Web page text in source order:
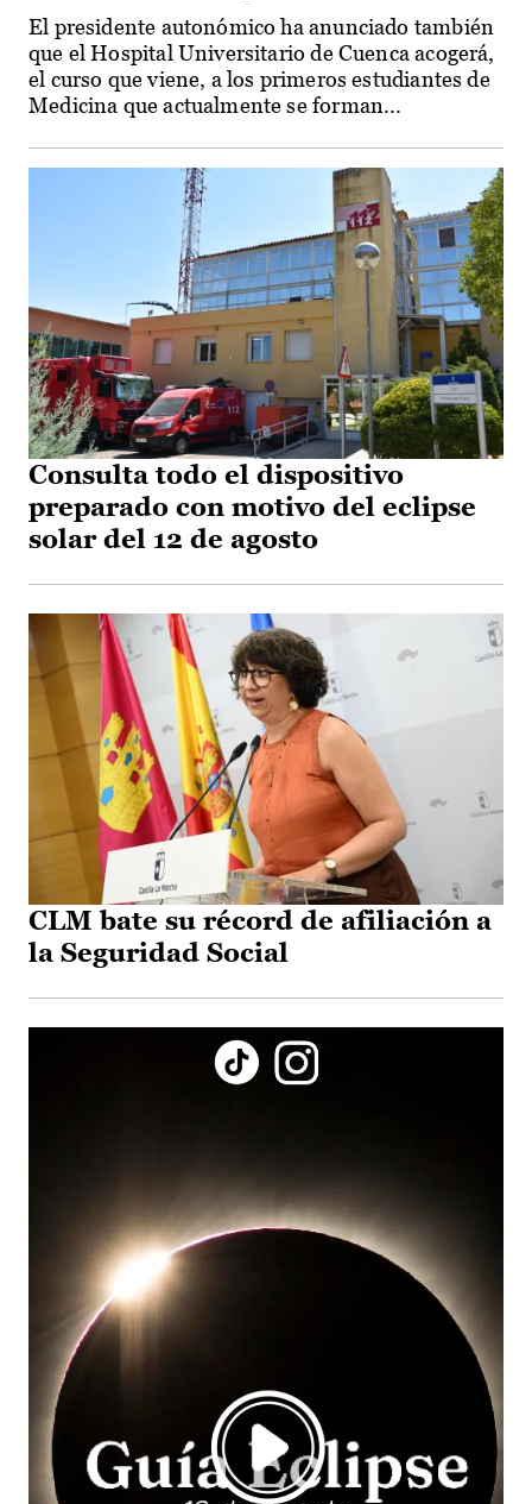
El presidente autonómico ha anunciado también
que el Hospital Universitario de Cuenca acogerá,
el curso que viene, a los primeros estudiantes de
Medicina que actualmente se forman...
Consulta todo el dispositivo
preparado con motivo del eclipse
solar del 12 de agosto
CLM bate su récord de afiliación a
la Seguridad Social